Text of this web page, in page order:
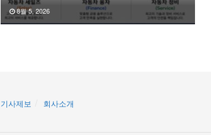
8월 5, 2026
기사제보 회사소개